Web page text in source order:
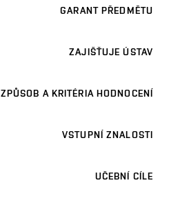
GARANT PŘEDMĚTU
ZAJIŠŤUJE ÚSTAV
ZPŮSOB A KRITÉRIA HODNOCENÍ
VSTUPNÍ ZNALOSTI
UČEBNÍ CÍLE